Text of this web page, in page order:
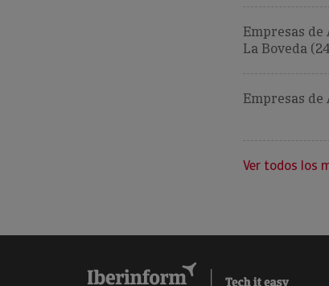
Empresas de
La Boveda
Empresas de
Ver todos los